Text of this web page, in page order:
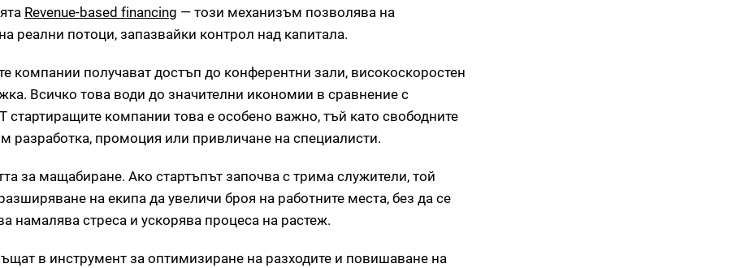
Revenue-based financing — този механизъм позволява на
реални потоци, запазвайки контрол над капитала.
компании получават достъп до конферентни зали, високоскоростен
Всичко това води до значителни икономии в сравнение с
стартиращите компании това е особено важно, тъй като свободните
разработка, промоция или привличане на специалисти.
за мащабиране. Ако стартъпът започва с трима служители, той
на екипа да увеличи броя на работните места, без да се
намалява стреса и ускорява процеса на растеж.
в инструмент за оптимизиране на разходите и повишаване на